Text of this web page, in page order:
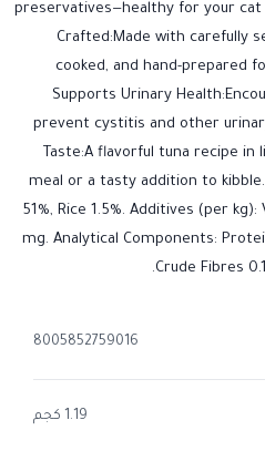
preservatives—healthy for your
Crafted:Made with carefully
cooked, and hand-prepared
Supports Urinary
prevent cystitis and other
Taste:A flavorful tuna recipe
meal or a tasty addition to
51%, Rice 1.5%. Additives (per
mg. Analytical Components:
Crude Fibres
8005852759016
1.19 كجم